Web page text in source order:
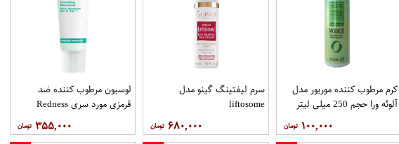
کرم مرطوب کننده موریور مدل
آلوئه ورا حجم 250 میلی لیتر
۱۰۰,۰۰۰
سرم لیفتینگ گینو مدل
liftosome
۶۸۰,۰۰۰
لوسیون مرطوب کننده ضد
قرمزی مورد سری Redness
Therapy مدل Correcting
Muisturizer Spf15 حجم 50۳۵۵,۰۰۰